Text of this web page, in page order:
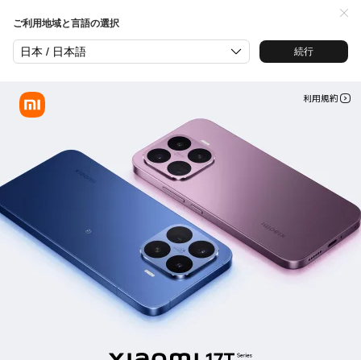
ご利用地域と言語の選択
日本 / 日本語 続行
Xiaomi 17T Series 新製品発売
利用規約